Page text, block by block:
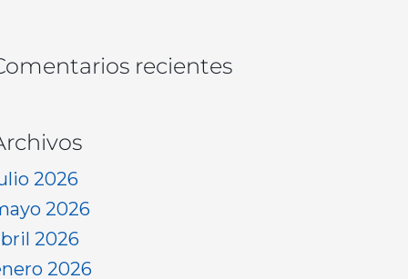
recientes
2026
2026
2026
2026